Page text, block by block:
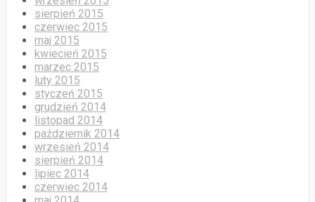
sierpień 2015
czerwiec 2015
maj 2015
kwiecień 2015
marzec 2015
luty 2015
styczeń 2015
grudzień 2014
listopad 2014
październik 2014
wrzesień 2014
sierpień 2014
lipiec 2014
czerwiec 2014